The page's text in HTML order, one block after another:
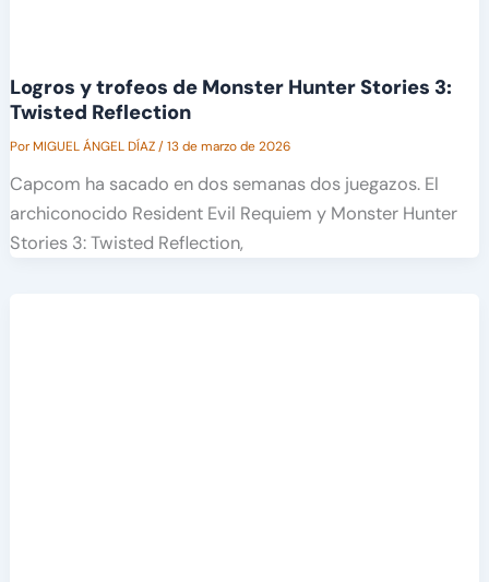
Logros y trofeos de Monster Hunter Stories 3:
Twisted Reflection
PorMIGUEL ÁNGEL DÍAZ/13 de marzo de 2026
Capcom ha sacado en dos semanas dos juegazos. El
archiconocido Resident Evil Requiem y Monster Hunter
Stories 3: Twisted Reflection,